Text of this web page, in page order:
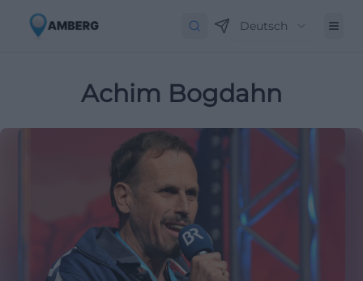
Deutsch
Achim Bogdahn